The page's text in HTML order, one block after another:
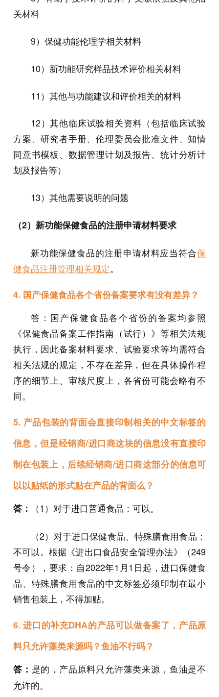
关材料
9）保健功能伦理学相关材料
10）新功能研究样品技术评价相关材料
11）其他与功能建议和评价相关的材料
12）其他临床试验相关资料（包括临床试验
方案、研究者手册、伦理委员会批准文件、知情
同意书模板、数据管理计划及报告、统计分析计
划及报告等）
13）其他需要说明的问题
（2）新功能保健食品的注册申请材料要求
新功能保健食品的注册申请材料应当符合保
健食品注册管理相关规定。
4. 国产保健食品各个省份备案要求有没有差异？
答：国产保健食品各个省份的备案均参照
《保健食品备案工作指南（试行）》等相关法规
执行，因此备案材料要求、试验要求等均需符合
相关法规的规定，不存在差异，但在具体操作程
序的细节上、审核尺度上，各省份可能会略有不
同。
5. 产品包装的背面会直接印制相关的中文标签的
信息，但是经销商/进口商这块的信息没有直接印
制在包装上，后续经销商/进口商这部分的信息可
以以贴纸的形式贴在产品的背面么？
答：
（1）对于进口普通食品：可以。
（2）对于进口保健食品、特殊膳食用食品：
不可以。根据《进出口食品安全管理办法》（249
号令），要求：自2022年1月1日起，进口保健食
品、特殊膳食用食品的中文标签必须印制在最小
销售包装上，不得加贴。
6. 进口的补充DHA的产品可以做备案了，产品原
料只允许藻类来源吗？鱼油不行吗？
答： 是的，产品原料只允许藻类来源，鱼油是不
允许的。